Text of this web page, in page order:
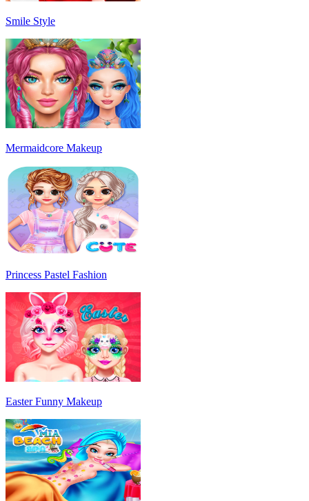
Smile Style
Mermaidcore Makeup
Princess Pastel Fashion
Easter Funny Makeup